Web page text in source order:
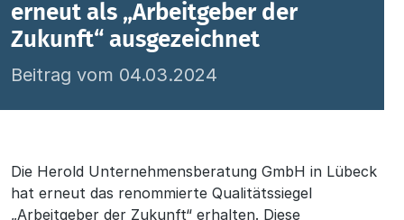
erneut als „Arbeitgeber der
Zukunft“ ausgezeichnet
Beitrag vom 04.03.2024
Die Herold Unternehmensberatung GmbH in Lübeck
hat erneut das renommierte Qualitätssiegel
„Arbeitgeber der Zukunft“ erhalten. Diese